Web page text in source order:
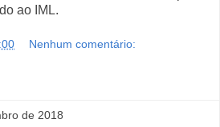
ao IML.
Nenhum comentário:
de 2018